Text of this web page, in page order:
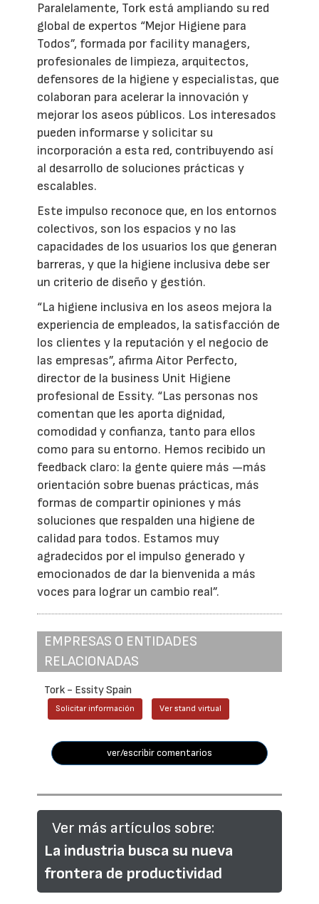
Paralelamente, Tork está ampliando su red
global de expertos “Mejor Higiene para
Todos”, formada por facility managers,
profesionales de limpieza, arquitectos,
defensores de la higiene y especialistas, que
colaboran para acelerar la innovación y
mejorar los aseos públicos. Los interesados
pueden informarse y solicitar su
incorporación a esta red, contribuyendo así
al desarrollo de soluciones prácticas y
escalables.
Este impulso reconoce que, en los entornos
colectivos, son los espacios y no las
capacidades de los usuarios los que generan
barreras, y que la higiene inclusiva debe ser
un criterio de diseño y gestión.
“La higiene inclusiva en los aseos mejora la
experiencia de empleados, la satisfacción de
los clientes y la reputación y el negocio de
las empresas”, afirma Aitor Perfecto,
director de la business Unit Higiene
profesional de Essity. “Las personas nos
comentan que les aporta dignidad,
comodidad y confianza, tanto para ellos
como para su entorno. Hemos recibido un
feedback claro: la gente quiere más —más
orientación sobre buenas prácticas, más
formas de compartir opiniones y más
soluciones que respalden una higiene de
calidad para todos. Estamos muy
agradecidos por el impulso generado y
emocionados de dar la bienvenida a más
voces para lograr un cambio real”.
EMPRESAS O ENTIDADES
RELACIONADAS
Tork - Essity Spain
Solicitar información Ver stand virtual
ver/escribir comentarios
Ver más artículos sobre:
La industria busca su nueva
frontera de productividad